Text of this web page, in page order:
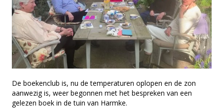
De boekenclub is, nu de temperaturen oplopen en de zon
aanwezig is, weer begonnen met het bespreken van een
gelezen boek in de tuin van Harmke.